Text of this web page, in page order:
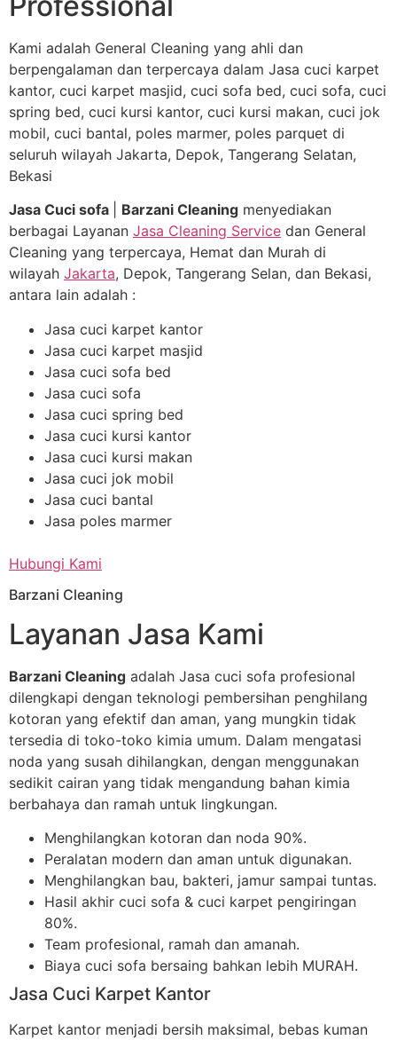
Kami adalah General Cleaning yang ahli dan
berpengalaman dan terpercaya dalam Jasa cuci karpet
kantor, cuci karpet masjid, cuci sofa bed, cuci sofa, cuci
spring bed, cuci kursi kantor, cuci kursi makan, cuci jok
mobil, cuci bantal, poles marmer, poles parquet di
seluruh wilayah Jakarta, Depok, Tangerang Selatan,
Bekasi
Jasa Cuci sofa
Barzani Cleaning menyediakan
berbagai Layanan Jasa Cleaning Service dan General
Cleaning yang terpercaya, Hemat dan Murah di
wilayah Jakarta, Depok, Tangerang Selan, dan Bekasi,
antara lain adalah :
Jasa cuci karpet kantor
Jasa cuci karpet masjid
Jasa cuci sofa bed
Jasa cuci sofa
Jasa cuci spring bed
Jasa cuci kursi kantor
Jasa cuci kursi makan
Jasa cuci jok mobil
Jasa cuci bantal
Jasa poles marmer
Hubungi Kami
Barzani Cleaning
Layanan Jasa Kami
Barzani Cleaning adalah Jasa cuci sofa profesional
dilengkapi dengan teknologi pembersihan penghilang
kotoran yang efektif dan aman, yang mungkin tidak
tersedia di toko-toko kimia umum. Dalam mengatasi
noda yang susah dihilangkan, dengan menggunakan
sedikit cairan yang tidak mengandung bahan kimia
berbahaya dan ramah untuk lingkungan.
Menghilangkan kotoran dan noda 90%.
Peralatan modern dan aman untuk digunakan.
Menghilangkan bau, bakteri, jamur sampai tuntas.
Hasil akhir cuci sofa & cuci karpet pengiringan
80%.
Team profesional, ramah dan amanah.
Biaya cuci sofa bersaing bahkan lebih MURAH.
Jasa Cuci Karpet Kantor
Karpet kantor menjadi bersih maksimal, bebas kuman